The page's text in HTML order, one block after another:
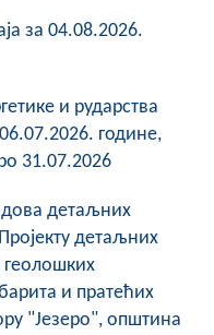
за 04.08.2026.
и рударства
године,
31.07.2026
детаљних
детаљних
геолошких
и пратећих
"Језеро", општина